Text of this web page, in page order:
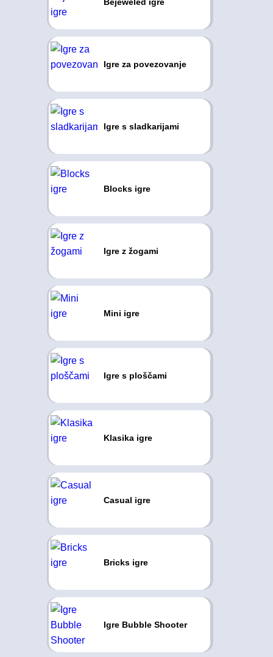
Igre za povezovanje
Igre s sladkarijami
Blocks igre
Igre z žogami
Mini igre
Igre s ploščami
Klasika igre
Casual igre
Bricks igre
Igre Bubble Shooter